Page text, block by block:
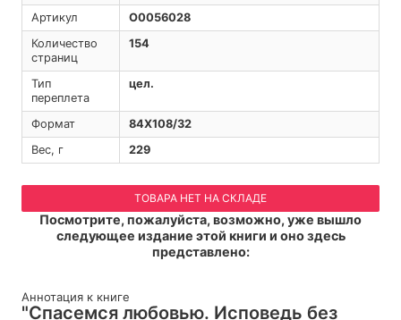
Артикул
O0056028
Количество
страниц
154
Тип
переплета
цел.
Формат
84Х108/32
Вес, г
229
ТОВАРА НЕТ НА СКЛАДЕ
Посмотрите, пожалуйста, возможно, уже вышло
следующее издание этой книги и оно здесь
представлено:
Аннотация к книге
"Спасемся любовью. Исповедь без